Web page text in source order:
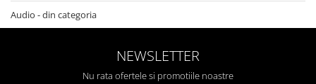
Audio - din categoria
NEWSLETTER
Nu rata ofertele si promotiile noastre